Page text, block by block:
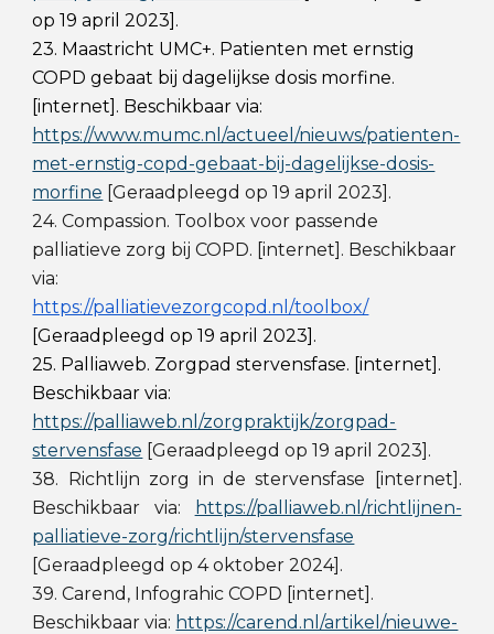
op 19 april 2023].
23. Maastricht UMC+. Patienten met ernstig
COPD gebaat bij dagelijkse dosis morfine.
[internet]. Beschikbaar via:
https://www.mumc.nl/actueel/nieuws/patienten-
met-ernstig-copd-gebaat-bij-dagelijkse-dosis-
morfine [Geraadpleegd op 19 april 2023].
24. Compassion. Toolbox voor passende
palliatieve zorg bij COPD. [internet]. Beschikbaar
via:
https://palliatievezorgcopd.nl/toolbox/
[Geraadpleegd op 19 april 2023].
25. Palliaweb. Zorgpad stervensfase. [internet].
Beschikbaar via:
https://palliaweb.nl/zorgpraktijk/zorgpad-
stervensfase [Geraadpleegd op 19 april 2023].
38. Richtlijn zorg in de stervensfase [internet].
Beschikbaar via:
https://palliaweb.nl/richtlijnen-
palliatieve-zorg/richtlijn/stervensfase
[Geraadpleegd op 4 oktober 2024].
39. Carend, Infograhic COPD [internet].
Beschikbaar via: https://carend.nl/artikel/nieuwe-